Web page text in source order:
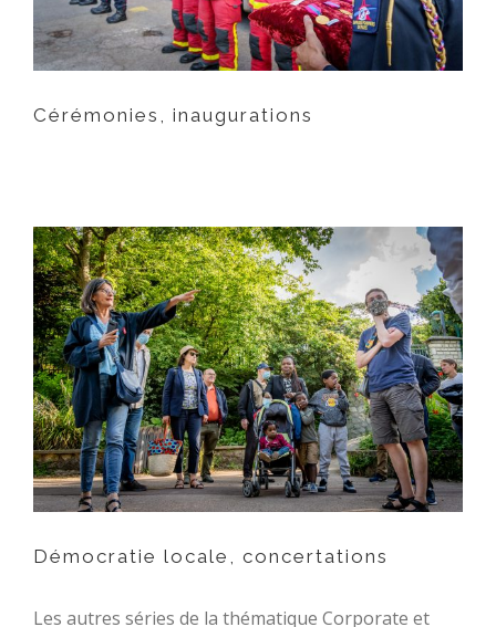
Cérémonies, inaugurations
Démocratie locale,
concertations
Démocratie locale, concertations
Les autres séries de la thématique Corporate et